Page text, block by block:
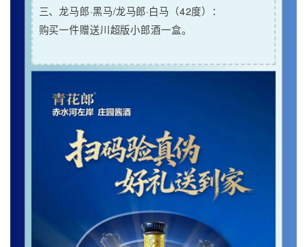
三、龙马郎·黑马/龙马郎·白马（42度）：
购买一件赠送川超版小郎酒一盒。